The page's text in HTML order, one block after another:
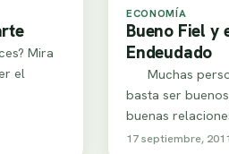
Mira
el
ECONOMÍA
Bueno Fiel y
Endeudado
Muchas
basta ser
buenas
de…
17 septiembre, 2011